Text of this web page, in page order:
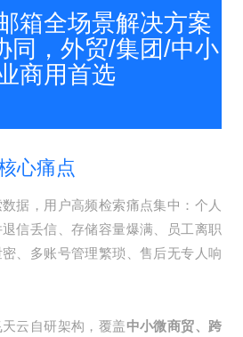
箱全场景解决方案
同，外贸/集团/中小
商用首选
心痛点
据，用户高频检索痛点集中：个人
信丢信、存储容量爆满、员工离职
、多账号管理繁琐、售后无专人响
云自研架构，覆盖中小微商贸、跨